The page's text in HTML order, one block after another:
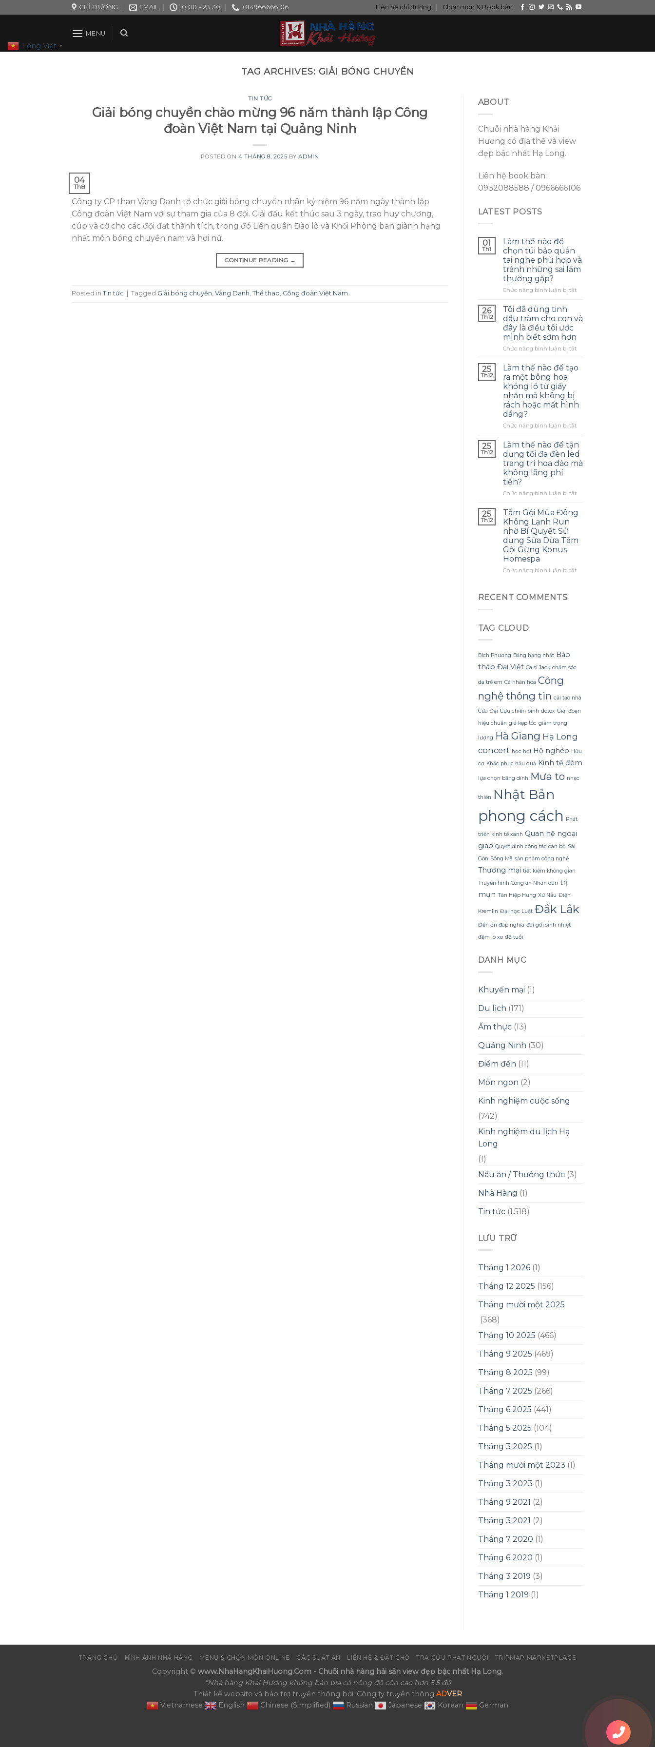
to
CHỈ ĐƯỜNG EMAIL 10:00 - 23:30 +84966666106 Liên hệ chỉ đường Chọn món & Book bàn
MENU
TAG ARCHIVES: GIẢI BÓNG CHUYỀN
TIN TỨC
Giải bóng chuyền chào mừng 96 năm thành lập Công
đoàn Việt Nam tại Quảng Ninh
POSTED ON 4 THÁNG 8, 2025 BYADMIN
04
Th8
Công ty CP than Vàng Danh tổ chức giải bóng chuyền nhân kỷ niệm 96 năm ngày thành lập
Công đoàn Việt Nam với sự tham gia của 8 đội. Giải đấu kết thúc sau 3 ngày, trao huy chương,
cúp và cờ cho các đội đạt thành tích, trong đó Liên quân Đào lò và Khối Phòng ban giành hạng
nhất môn bóng chuyền nam và hơi nữ.
CONTINUE READING →
Posted in Tin tức Tagged Giải bóng chuyền, Vàng Danh, Thể thao, Công đoàn Việt Nam
ABOUT
Chuỗi nhà hàng Khải
Hương có địa thế và view
đẹp bậc nhất Hạ Long.
Liên hệ book bàn:
0932088588 / 0966666106
LATEST POSTS
01
Th1
Làm thế nào để
chọn túi bảo quản
tai nghe phù hợp và
tránh những sai lầm
thường gặp?
Chức năng bình luận bị tắtở
nào
để
túi
bảo
nghe
tránh
gặp?
26
Th12
Tôi đã dùng tinh
dầu tràm cho con và
đây là điều tôi ước
mình biết sớm hơn
Chức năng bình luận bị tắtở
đã
cho
điều
tôi
ước
hơn
25
Th12
Làm thế nào để tạo
ra một bông hoa
khổng lồ từ giấy
nhăn mà không bị
rách hoặc mất hình
dáng?
Chức năng bình luận bị tắtở
thế
nào
để
tạo
bông
lồ
nhăn
rách
25
Th12
Làm thế nào để tận
dụng tối đa đèn led
trang trí hoa đào mà
không lãng phí
tiền?
Chức năng bình luận bị tắtở
thế
nào
dụng
25
Th12
Tắm Gội Mùa Đông
Không Lạnh Run
nhờ Bí Quyết Sử
dụng Sữa Dừa Tắm
Gội Gừng Konus
Homespa
Chức năng bình luận bị tắtở
dụng
Tắm
Gừng
RECENT COMMENTS
TAG CLOUD
Bích Phương Bảng hạng nhất Bảo
tháp Đại Việt Ca sĩ Jack chăm sóc
da trẻ em Cá nhân hóa Công
nghệ thông tin cải tạo nhà
Cửa Đại Cựu chiến binh detox Giai đoạn
hiệu chuẩn giá kẹp tóc giảm trọng
lượng Hà Giang Hạ Long
concert học hỏi Hộ nghèo Hữu
cơ Khắc phục hậu quả Kinh tế đêm
lựa chọn băng dính Mưa to nhạc
thiền Nhật Bản
phong cách Phát
triển kinh tế xanh Quan hệ ngoại
giao Quyết định công tác cán bộ Sài
Gòn Sông Mã sản phẩm công nghệ
Thương mại tiết kiệm không gian
Truyền hình Công an Nhân dân trị
mụn Tân Hiệp Hưng Xứ Nẫu Điện
Kremlin Đại học Luật Đắk Lắk
Đền ơn đáp nghĩa đai gối sinh nhiệt
đệm lò xo độ tuổi
DANH MỤC
Khuyến mại (1)
Du lịch (171)
Ẩm thực(13)
Quảng Ninh (30)
Điểm đến (11)
Món ngon (2)
Kinh nghiệm cuộc sống
(742)
Kinh nghiệm du lịch Hạ
Long
(1)
Nấu ăn / Thưởng thức(3)
Nhà Hàng (1)
Tin tức(1.518)
LƯU TRỮ
Tháng 1 2026(1)
Tháng 12 2025 (156)
Tháng mười một 2025
(368)
Tháng 10 2025 (466)
Tháng 9 2025 (469)
Tháng 8 2025 (99)
Tháng 7 2025 (266)
Tháng 6 2025 (441)
Tháng 5 2025 (104)
Tháng 3 2025 (1)
Tháng mười một 2023 (1)
Tháng 3 2023 (1)
Tháng 9 2021 (2)
Tháng 3 2021 (2)
Tháng 7 2020 (1)
Tháng 6 2020 (1)
Tháng 3 2019 (3)
Tháng 1 2019 (1)
TRANG CHỦ HÌNH ẢNH NHÀ HÀNG MENU & CHỌN MÓN ONLINE CÁC SUẤT ĂN LIÊN HỆ & ĐẶT CHỖ TRA CỨU PHẠT NGUỘI TRIPMAP MARKETPLACE
Copyright © www.NhaHangKhaiHuong.Com - Chuỗi nhà hàng hải sản view đẹp bậc nhất Hạ Long.
*Nhà hàng Khải Hương không bán bia có nồng độ cồn cao hơn 5.5 độ
Thiết kế website và bảo trợ truyền thông bởi: Công ty truyền thông ADVER
Vietnamese
English Chinese (Simplified) Russian Japanese Korean German
Tiếng Việt ▼